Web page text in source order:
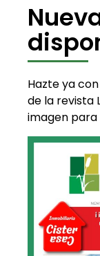
Hazte ya
de la revista
imagen para